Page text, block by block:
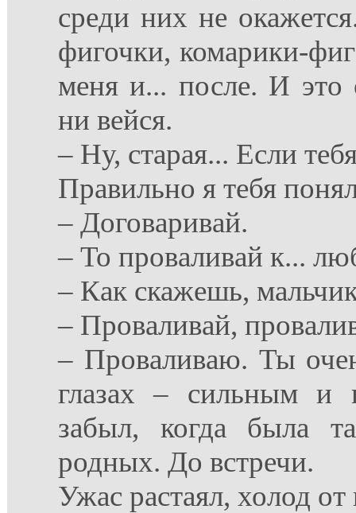
среди них не
фигочки, комарики-
меня и... после. И это
ни вейся.
– Ну, старая... Если
Правильно я тебя
– Договаривай.
– То проваливай к...
– Как скажешь,
– Проваливай,
– Проваливаю. Ты
глазах – сильным и
забыл, когда была
родных. До встречи.
Ужас растаял, холод от